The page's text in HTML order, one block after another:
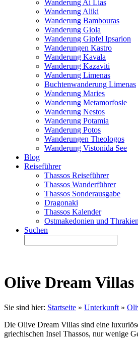
Wanderung Ai Lias
Wanderung Aliki
Wanderung Bambouras
Wanderung Giola
Wanderung Gipfel Ipsarion
Wanderungen Kastro
Wanderung Kavala
Wanderung Kazaviti
Wanderung Limenas
Buchtenwanderung Limenas
Wanderung Maries
Wanderung Metamorfosie
Wanderung Nestos
Wanderung Potamia
Wanderung Potos
Wanderungen Theologos
Wanderung Vistonida See
Blog
Reiseführer
Thassos Reiseführer
Thassos Wanderführer
Thassos Sonderausgabe
Dragonaki
Thassos Kalender
Ostmakedonien und Thrakien
Suchen
Olive Dream Villas
Sie sind hier: Startseite » Unterkunft »
Die Olive Dream Villas sind eine
griechischen Insel Thassos, nur wenige